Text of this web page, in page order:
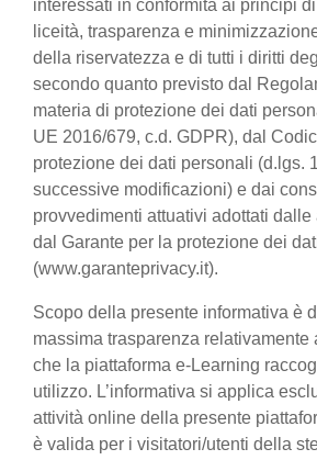
interessati in conformità ai principi
liceità, trasparenza e
della riservatezza e di tutti i diritti
secondo quanto previsto dal
materia di protezione dei dati
UE 2016/679, c.d. GDPR), dal
protezione dei dati personali (d.lgs.
successive modificazioni) e dai
provvedimenti attuativi adottati
dal Garante per la protezione dei
(www.garanteprivacy.it).
Scopo della presente informativa è
massima trasparenza relativamente
che la piattaforma e-Learning
utilizzo. L’informativa si applica
attività online della presente
è valida per i visitatori/utenti della